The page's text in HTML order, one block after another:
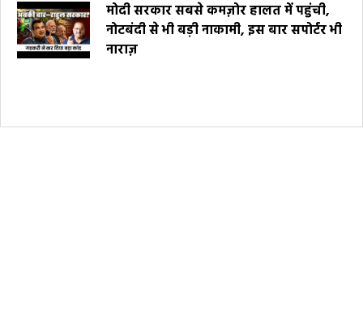
मोदी सरकार सबसे कमज़ोर हालत में पहुंची,
नोटबंदी से भी बड़ी नाकामी, इस बार सपोर्टर भी
नाराज़